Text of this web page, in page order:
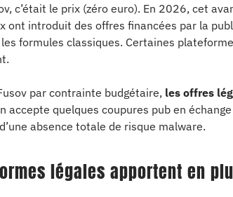
c’était le prix (zéro euro). En 2026, cet
ont introduit des offres financées par la
formules classiques. Certaines
par contrainte budgétaire, les offres
accepte quelques coupures pub en
absence totale de risque malware.
légales apportent en